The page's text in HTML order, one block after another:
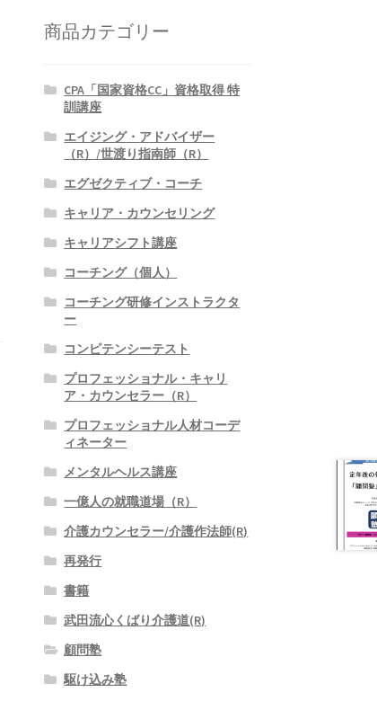
商品カテゴリー
CPA「国家資格CC」資格取得 特
訓講座
エイジング・アドバイザー
（R）/世渡り指南師（R）
エグゼクティブ・コーチ
キャリア・カウンセリング
キャリアシフト講座
コーチング（個人）
コーチング研修インストラクタ
ー
コンピテンシーテスト
プロフェッショナル・キャリ
ア・カウンセラー（R）
プロフェッショナル人材コーデ
ィネーター
メンタルヘルス講座
一億人の就職道場（R）
介護カウンセラー/介護作法師(R)
再発行
書籍
武田流心くばり介護道(R)
顧問塾
駆け込み塾